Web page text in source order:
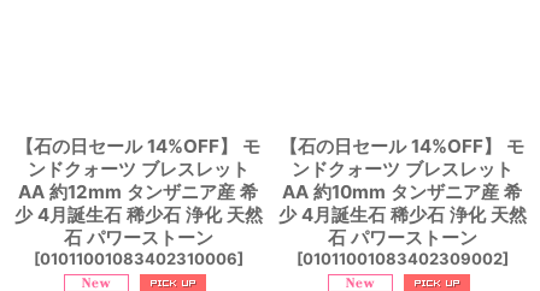
【石の日セール 14%OFF】 モ
ンドクォーツ ブレスレット
AA 約12mm タンザニア産 希
少 4月誕生石 稀少石 浄化 天然
石 パワーストーン
[01011001083402310006]
【石の日セール 14%OFF】 モ
ンドクォーツ ブレスレット
AA 約10mm タンザニア産 希
少 4月誕生石 稀少石 浄化 天然
石 パワーストーン
[01011001083402309002]